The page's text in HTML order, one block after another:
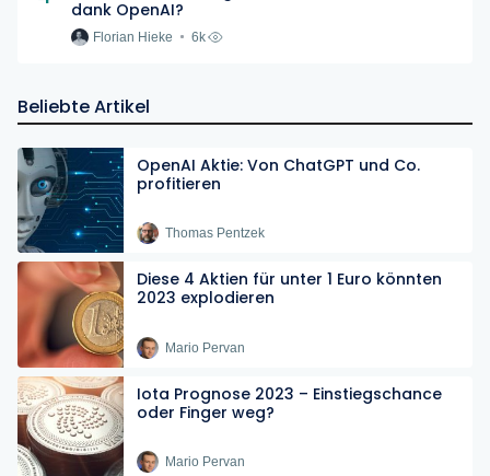
dank OpenAI?
Florian Hieke 6k
Beliebte Artikel
OpenAI Aktie: Von ChatGPT und Co.
profitieren
Thomas Pentzek
Diese 4 Aktien für unter 1 Euro könnten
2023 explodieren
Mario Pervan
Iota Prognose 2023 – Einstiegschance
oder Finger weg?
Mario Pervan